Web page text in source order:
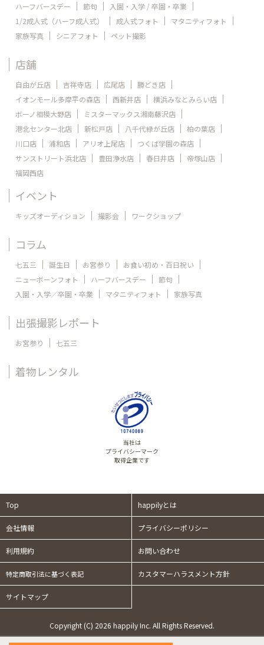
ハーフバースデー
節句
入園・入学 / 卒園・卒業
1/2成人式（ハーフ成人式）
成人式フォト
マタニティフォト
家族写真
シニアフォト ペット撮影
店舗
自由が丘店 吉祥寺店 広尾店
勝どき店
イオンモール多摩平の森店
西新井店
横浜みなとみらい店
ボーノ相模大野店
ミスターマックス湘南藤沢店
港北センター北店
新松戸店 八千代緑が丘店
柏の葉店
川口店
浦和店 アリオ上尾店
つくば学園の森店
サンストリート浜北店
豊田浄水店 春日井店
帝塚山店
福岡西店
イベント
キッズオーディション 撮影会 ワークショップ
コラム
七五三 誕生日 お宮参り
お食い初め・百日祝い
ニューボーンフォト
ハーフバースデー
節句
入園・入学／卒園・卒業
マタニティフォト 家族写真
出張撮影レポート
お宮参り 七五三
着物レンタル
当社は
プライバシーマーク
取得企業です
Top happilyとは
会社情報 プライバシーポリシー
利用規約 お問い合わせ
特定商取引法に基づく表記 カスタマーハラスメント方針
サイトマップ
Copyright (C) 2026 happily Inc. All Rights Reserved.